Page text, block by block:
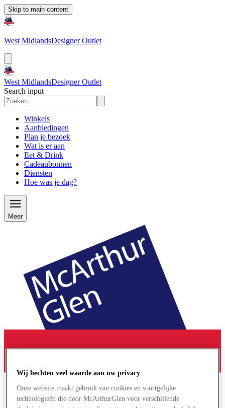
Skip to main content
West MidlandsDesigner Outlet
West MidlandsDesigner Outlet
Search input
Winkels
Aanbiedingen
Plan je bezoek
Wat is er aan
Eet & Drink
Cadeaubonnen
Diensten
Hoe was je dag?
Meer
Wij hechten veel waarde aan uw privacy
Onze website maakt gebruik van cookies en soortgelijke
technologieën die door McArthurGlen voor verschillende